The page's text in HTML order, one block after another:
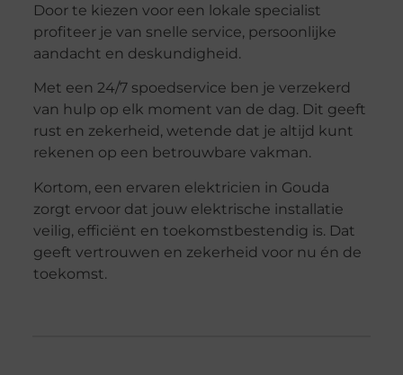
Door te kiezen voor een lokale specialist
profiteer je van snelle service, persoonlijke
aandacht en deskundigheid.
Met een 24/7 spoedservice ben je verzekerd
van hulp op elk moment van de dag. Dit geeft
rust en zekerheid, wetende dat je altijd kunt
rekenen op een betrouwbare vakman.
Kortom, een ervaren elektricien in Gouda
zorgt ervoor dat jouw elektrische installatie
veilig, efficiënt en toekomstbestendig is. Dat
geeft vertrouwen en zekerheid voor nu én de
toekomst.